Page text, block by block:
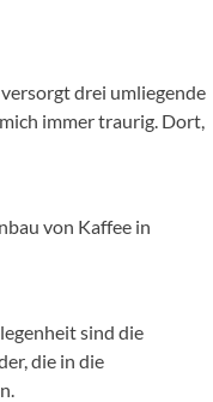
drei umliegende
immer traurig. Dort,
von Kaffee in
sind die
die in die